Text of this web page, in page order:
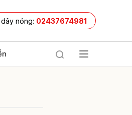
nóng: 02437674981